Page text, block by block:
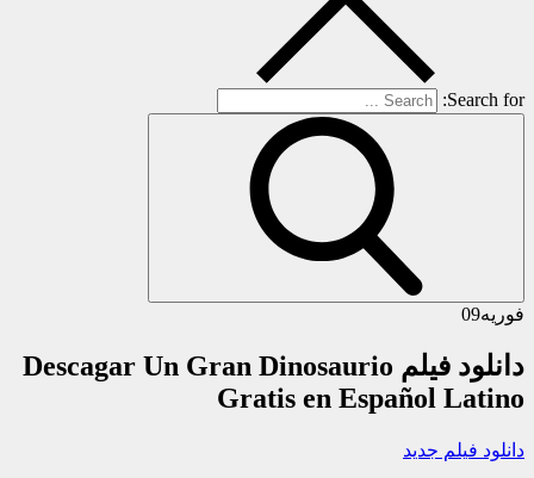
Search for:
فوریه09
دانلود فیلم Descagar Un Gran Dinosaurio
Gratis en Español Latino
دانلود فیلم جدید